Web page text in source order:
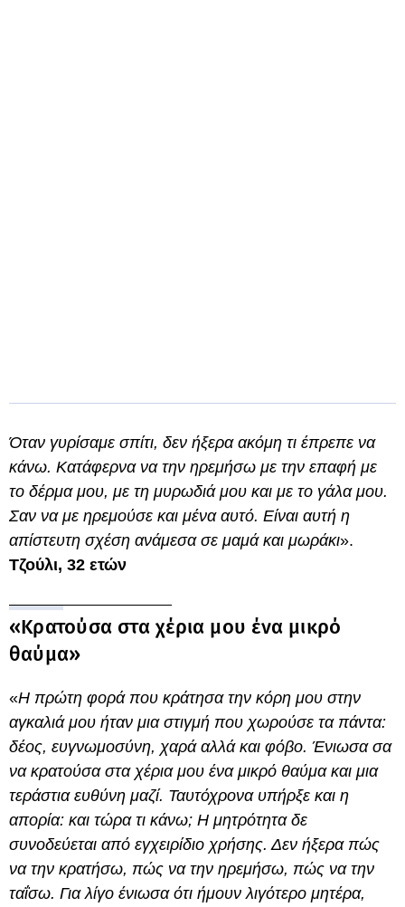
Όταν γυρίσαμε σπίτι, δεν ήξερα ακόμη τι έπρεπε να
κάνω. Κατάφερνα να την ηρεμήσω με την επαφή με
το δέρμα μου, με τη μυρωδιά μου και με το γάλα μου.
Σαν να με ηρεμούσε και μένα αυτό. Είναι αυτή η
απίστευτη σχέση ανάμεσα σε μαμά και μωράκι».
Τζούλι, 32 ετών
«Κρατούσα στα χέρια μου ένα μικρό
θαύμα»
«Η πρώτη φορά που κράτησα την κόρη μου στην
αγκαλιά μου ήταν μια στιγμή που χωρούσε τα πάντα:
δέος, ευγνωμοσύνη, χαρά αλλά και φόβο. Ένιωσα σα
να κρατούσα στα χέρια μου ένα μικρό θαύμα και μια
τεράστια ευθύνη μαζί. Ταυτόχρονα υπήρξε και η
απορία: και τώρα τι κάνω; Η μητρότητα δε
συνοδεύεται από εγχειρίδιο χρήσης. Δεν ήξερα πώς
να την κρατήσω, πώς να την ηρεμήσω, πώς να την
ταΐσω. Για λίγο ένιωσα ότι ήμουν λιγότερο μητέρα,